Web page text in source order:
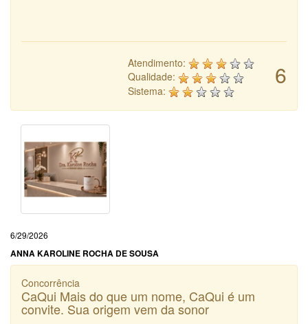
6
Atendimento:
Qualidade:
Sistema:
6/29/2026
ANNA KAROLINE ROCHA DE SOUSA
Concorrência
CaQui Mais do que um nome, CaQui é um
convite. Sua origem vem da sonor